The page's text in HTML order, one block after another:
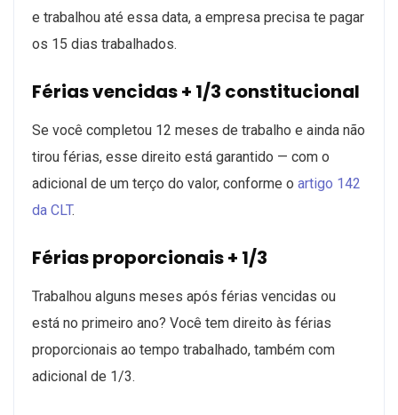
e trabalhou até essa data, a empresa precisa te pagar
os 15 dias trabalhados.
Férias vencidas + 1/3 constitucional
Se você completou 12 meses de trabalho e ainda não
tirou férias, esse direito está garantido — com o
adicional de um terço do valor, conforme o artigo 142
da CLT.
Férias proporcionais + 1/3
Trabalhou alguns meses após férias vencidas ou
está no primeiro ano? Você tem direito às férias
proporcionais ao tempo trabalhado, também com
adicional de 1/3.